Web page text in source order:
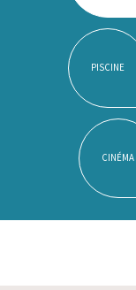
PISCINE
CINÉMA